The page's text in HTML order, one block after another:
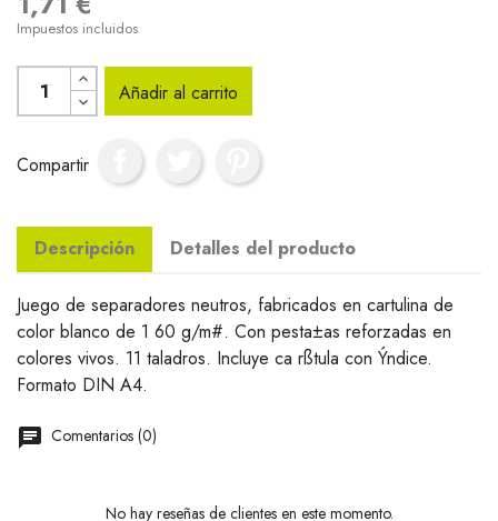
Impuestos incluidos
Añadir al carrito
Compartir
Descripción Detalles del producto
Juego de separadores neutros, fabricados en cartulina de
color blanco de 1 60 g/m#. Con pesta±as reforzadas en
colores vivos. 11 taladros. Incluye ca rßtula con Ýndice.
Formato DIN A4.
Comentarios (0)
No hay reseñas de clientes en este momento.